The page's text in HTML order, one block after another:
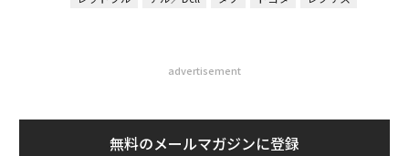
advertisement
無料のメールマガジンに登録